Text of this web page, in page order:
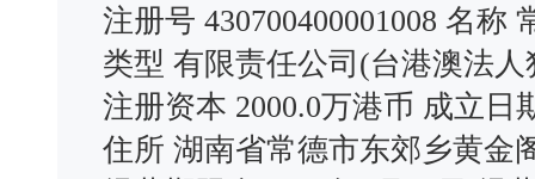
注册号 430700400001008 名称
类型 有限责任公司(台港澳法
注册资本 2000.0万港币 成立日
住所 湖南省常德市东郊乡黄金